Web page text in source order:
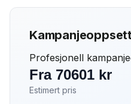
Profesjonell
Fra 70601 kr
Estimert pris